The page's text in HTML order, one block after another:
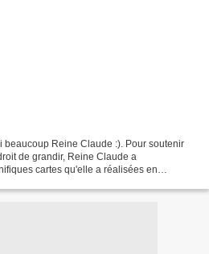
beaucoup Reine Claude :). Pour soutenir
de grandir, Reine Claude a
cartes qu'elle a réalisées en